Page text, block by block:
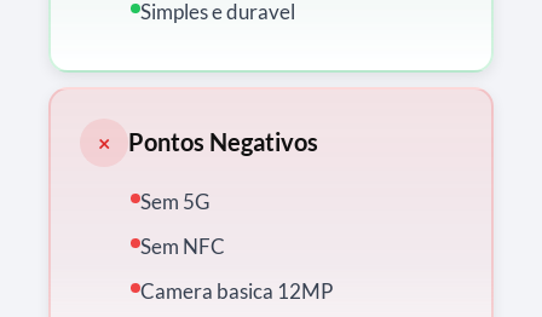
Simples e duravel
× Pontos Negativos
Sem 5G
Sem NFC
Camera basica 12MP